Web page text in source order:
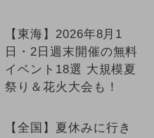
【東海】2026年8月1
日・2日週末開催の無料
イベント18選 大規模夏
祭り＆花火大会も！
【全国】夏休みに行き